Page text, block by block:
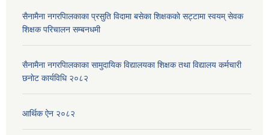
सैनामैना नगरपािलकाका प्रसुति विदामा बसेका शिक्षककाे सट्टामा स्वयम् सेवक
शिक्षक परिचालन सम्बनधमी
सैनामैना नगरपािलकाका सामुदायिक विद्यालयका शिक्षक तथा विद्यालय कर्मचारी
छनाेट कार्यविधि २०८२
आर्थिक ऐन २०८२